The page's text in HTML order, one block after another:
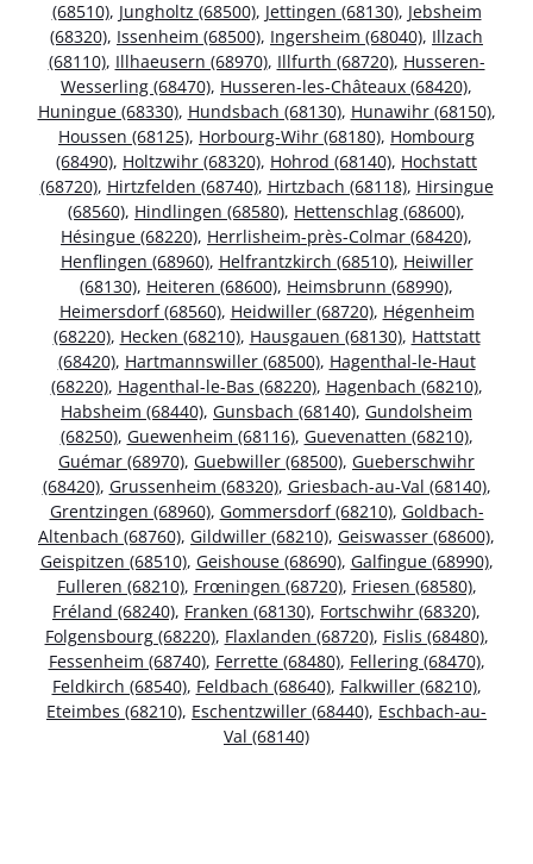
(68510), Jungholtz (68500), Jettingen (68130), Jebsheim
(68320), Issenheim (68500), Ingersheim (68040), Illzach
(68110), Illhaeusern (68970), Illfurth (68720), Husseren-
Wesserling (68470), Husseren-les-Châteaux (68420),
Huningue (68330), Hundsbach (68130), Hunawihr (68150),
Houssen (68125), Horbourg-Wihr (68180), Hombourg
(68490), Holtzwihr (68320), Hohrod (68140), Hochstatt
(68720), Hirtzfelden (68740), Hirtzbach (68118), Hirsingue
(68560), Hindlingen (68580), Hettenschlag (68600),
Hésingue (68220), Herrlisheim-près-Colmar (68420),
Henflingen (68960), Helfrantzkirch (68510), Heiwiller
(68130), Heiteren (68600), Heimsbrunn (68990),
Heimersdorf (68560), Heidwiller (68720), Hégenheim
(68220), Hecken (68210), Hausgauen (68130), Hattstatt
(68420), Hartmannswiller (68500), Hagenthal-le-Haut
(68220), Hagenthal-le-Bas (68220), Hagenbach (68210),
Habsheim (68440), Gunsbach (68140), Gundolsheim
(68250), Guewenheim (68116), Guevenatten (68210),
Guémar (68970), Guebwiller (68500), Gueberschwihr
(68420), Grussenheim (68320), Griesbach-au-Val (68140),
Grentzingen (68960), Gommersdorf (68210), Goldbach-
Altenbach (68760), Gildwiller (68210), Geiswasser (68600),
Geispitzen (68510), Geishouse (68690), Galfingue (68990),
Fulleren (68210), Frœningen (68720), Friesen (68580),
Fréland (68240), Franken (68130), Fortschwihr (68320),
Folgensbourg (68220), Flaxlanden (68720), Fislis (68480),
Fessenheim (68740), Ferrette (68480), Fellering (68470),
Feldkirch (68540), Feldbach (68640), Falkwiller (68210),
Eteimbes (68210), Eschentzwiller (68440), Eschbach-au-
Val (68140)